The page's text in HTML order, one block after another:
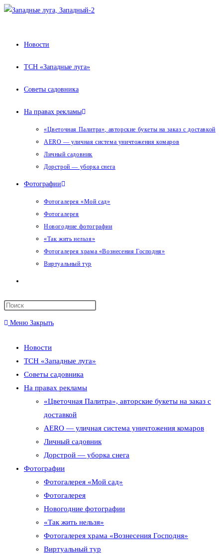
Перейти
Новости
ТСН «Западные луга»
Советы садовника
На правах рекламы
«Цветочная Палитра», авторские букеты на заказ с доставкой
AERO — уличная система уничтожения комаров
Личный садовник
Дорстрой — уборка снега
Фотографии
Фотогалерея «Мой сад»
Фотогалерея
Новогодние фотографии
«Так жить нельзя»
Фотогалерея храма «Вознесения Господня»
Виртуальный тур
поиск
по
веб-
сайту
Меню Закрыть
Новости
ТСН «Западные луга»
Советы садовника
На правах рекламы
«Цветочная Палитра», авторские букеты на заказ с
доставкой
AERO — уличная система уничтожения комаров
Личный садовник
Дорстрой — уборка снега
Фотографии
Фотогалерея «Мой сад»
Фотогалерея
Новогодние фотографии
«Так жить нельзя»
Фотогалерея храма «Вознесения Господня»
Виртуальный тур